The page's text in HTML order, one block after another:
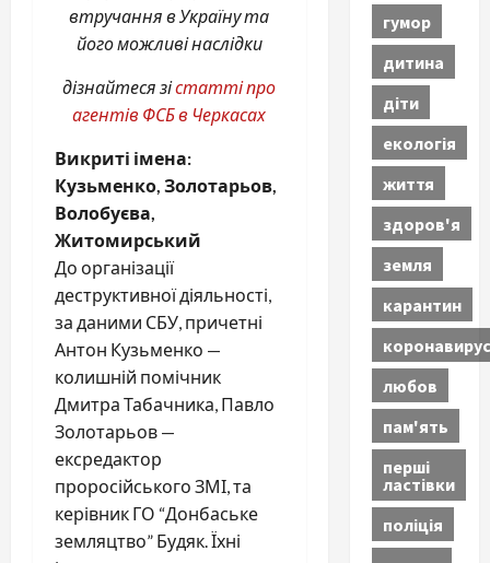
втручання в Україну та
його можливі наслідки
дізнайтеся зістатті про
агентів ФСБ в Черкасах
Викриті імена:
Кузьменко, Золотарьов,
Волобуєва,
Житомирський
До організації
деструктивної діяльності,
за даними СБУ, причетні
Антон Кузьменко —
колишній помічник
Дмитра Табачника, Павло
Золотарьов —
ексредактор
проросійського ЗМІ, та
керівник ГО “Донбаське
земляцтво” Будяк. Їхні
гумор
дитина
діти
екологія
життя
здоров'я
земля
карантин
коронавирус
любов
пам'ять
перші
ластівки
поліція